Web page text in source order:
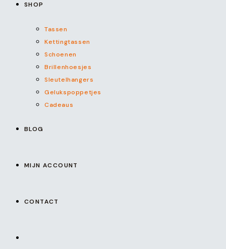
SHOP
Tassen
Kettingtassen
Schoenen
Brillenhoesjes
Sleutelhangers
Gelukspoppetjes
Cadeaus
BLOG
MIJN ACCOUNT
CONTACT